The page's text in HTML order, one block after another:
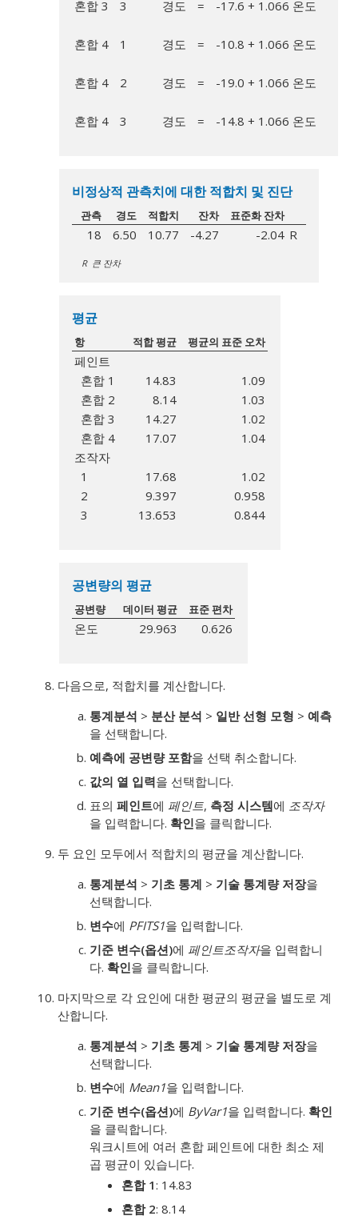
혼합 3 3 경도 = -17.6 + 1.066 온도
혼합 4 1 경도 = -10.8 + 1.066 온도
혼합 4 2 경도 = -19.0 + 1.066 온도
혼합 4 3 경도 = -14.8 + 1.066 온도
비정상적 관측치에 대한 적합치 및 진단
관측 경도 적합치 잔차 표준화 잔차
18 6.50 10.77 -4.27 -2.04 R
R 큰 잔차
평균
항 적합 평균 평균의 표준 오차
페인트
혼합 1
14.83
1.09
혼합 2
8.14
1.03
혼합 3
14.27
1.02
혼합 4
17.07
1.04
조작자
1
17.68
1.02
2
9.397
0.958
3
13.653 0.844
공변량의 평균
공변량 데이터 평균 표준 편차
온도 29.963 0.626
다음으로, 적합치를 계산합니다.
통계분석 > 분산 분석 > 일반 선형 모형 > 예측
을 선택합니다.
예측에 공변량 포함을 선택 취소합니다.
값의 열 입력을 선택합니다.
표의 페인트에 페인트, 측정 시스템에 조작자
을 입력합니다. 확인을 클릭합니다.
두 요인 모두에서 적합치의 평균을 계산합니다.
통계분석 > 기초 통계 > 기술 통계량 저장을
선택합니다.
변수에 PFITS1을 입력합니다.
기준 변수(옵션)에 페인트조작자을 입력합니
다. 확인을 클릭합니다.
마지막으로 각 요인에 대한 평균의 평균을 별도로 계
산합니다.
통계분석 > 기초 통계 > 기술 통계량 저장을
선택합니다.
변수에 Mean1을 입력합니다.
기준 변수(옵션)에 ByVar1을 입력합니다. 확인
을 클릭합니다.
워크시트에 여러 혼합 페인트에 대한 최소 제
곱 평균이 있습니다.
혼합 1: 14.83
혼합 2: 8.14